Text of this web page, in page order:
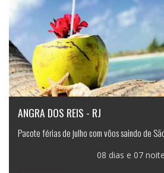
ANGRA DOS REIS - RJ
Pacote férias de julho com vôos saindo de
08 dias e 07